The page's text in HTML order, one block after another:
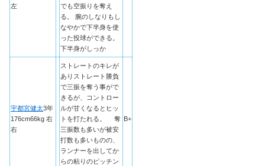
左
でも空振りを奪え
る。 腕のしなりもし
なやかで下半身を使
った投球ができる。
下半身がしっか
宇都宮健太3年
176cm66kg 右
右
ストレートのキレが
ありストレート勝負
で三振を奪う事がで
きるが、コントロー
ルが甘くなるとヒッ
トを打たれる。 奪
三振数も多いが被安
打数も多いものの、
ランナーを出してか
らの粘りのピッチン
B+